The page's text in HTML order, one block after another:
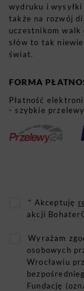
wydruku i
także na rozwój
uczestnikom walk
słów to tak
świat.
FORMA
Płatność
- szybkie
* Akceptuję
akcji
Wyrażam
osobowych
Wrocławiu
Fundację